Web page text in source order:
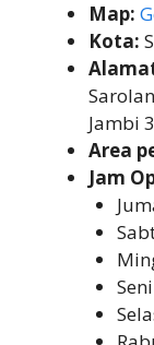
Map:
Kota:
Jambi
Area
Jam